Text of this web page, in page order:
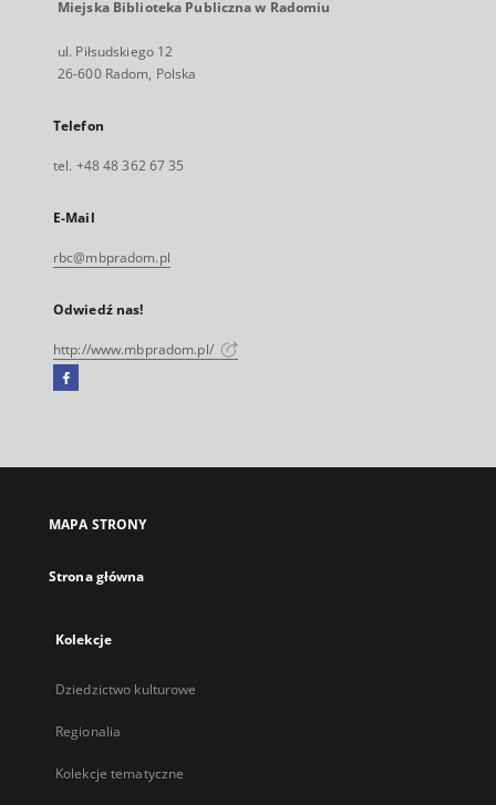
Miejska Biblioteka Publiczna w Radomiu
ul. Piłsudskiego 12
26-600 Radom, Polska
Telefon
tel. +48 48 362 67 35
E-Mail
rbc@mbpradom.pl
Odwiedź nas!
http://www.mbpradom.pl/
Facebook
się
karcie
MAPA STRONY
Strona główna
Kolekcje
Dziedzictwo kulturowe
Regionalia
Kolekcje tematyczne